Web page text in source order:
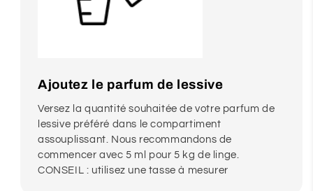
Ajoutez le parfum de lessive
Versez la quantité souhaitée de votre parfum de
lessive préféré dans le compartiment
assouplissant. Nous recommandons de
commencer avec 5 ml pour 5 kg de linge.
CONSEIL : utilisez une tasse à mesurer